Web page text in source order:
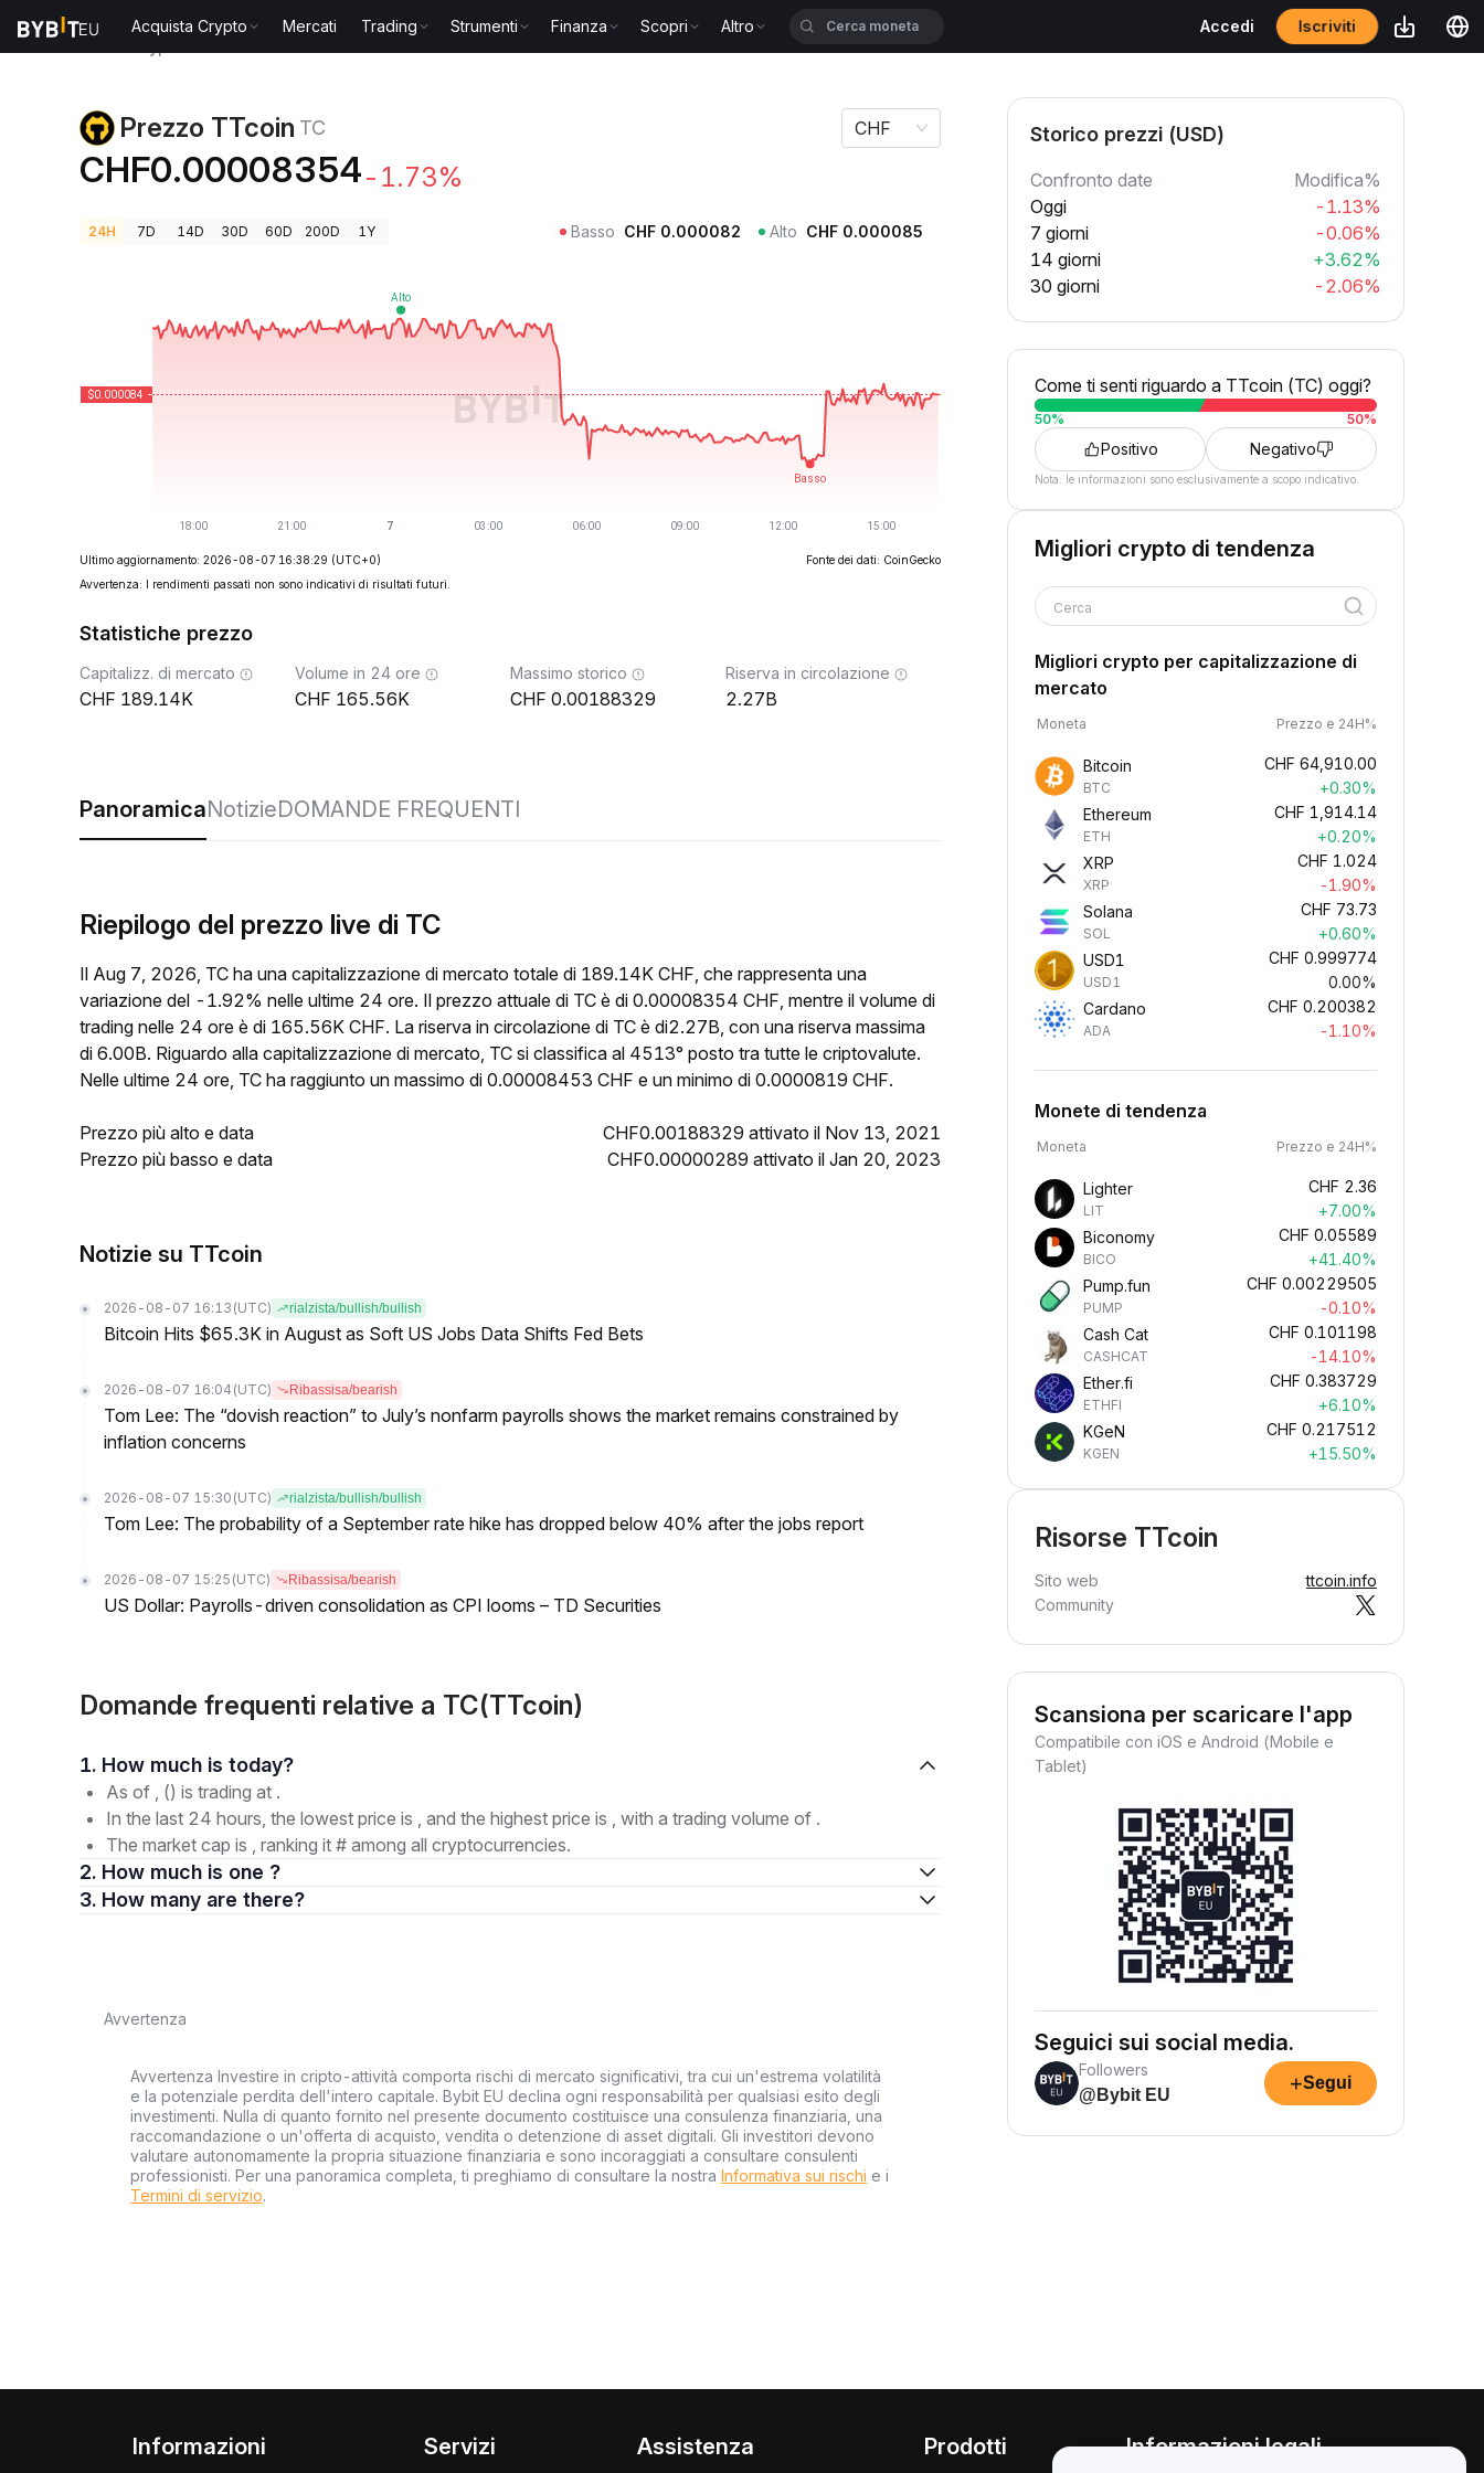
Acquista Crypto Mercati Trading Strumenti Finanza Scopri Altro Accedi Iscriviti
Prezzo TTcoin TC
CHF0.00008354-1.73%
CHF
24H 7D 14D 30D 60D 200D 1Y Basso CHF 0.000082 Alto CHF 0.000085
Ultimo aggiornamento: 2026-08-07 16:38:29 (UTC+0)
Fonte dei dati: CoinGecko
Avvertenza: I rendimenti passati non sono indicativi di risultati futuri.
Statistiche prezzo
Capitalizz. di mercato
189.14K
Volume in 24 ore
165.56K
Massimo storico
0.00188329
Riserva in circolazione
2.27B
PanoramicaNotizieDOMANDE FREQUENTI
Riepilogo del prezzo live di TC
Il Aug 7, 2026, TC ha una capitalizzazione di mercato totale di 189.14K CHF, che rappresenta una
variazione del -1.92% nelle ultime 24 ore. Il prezzo attuale di TC è di 0.00008354 CHF, mentre il volume di
trading nelle 24 ore è di 165.56K CHF. La riserva in circolazione di TC è di2.27B, con una riserva massima
di 6.00B. Riguardo alla capitalizzazione di mercato, TC si classifica al 4513° posto tra tutte le criptovalute.
Nelle ultime 24 ore, TC ha raggiunto un massimo di 0.00008453 CHF e un minimo di 0.0000819 CHF.
Prezzo più alto e data
CHF0.00188329 attivato il Nov 13, 2021
Prezzo più basso e data
CHF0.00000289 attivato il Jan 20, 2023
Notizie su TTcoin
2026-08-07 16:13 (UTC) rialzista/bullish/bullish
Bitcoin Hits $65.3K in August as Soft US Jobs Data Shifts Fed Bets
2026-08-07 16:04 (UTC) Ribassisa/bearish
Tom Lee: The “dovish reaction” to July’s nonfarm payrolls shows the market remains constrained by
inflation concerns
2026-08-07 15:30 (UTC) rialzista/bullish/bullish
Tom Lee: The probability of a September rate hike has dropped below 40% after the jobs report
2026-08-07 15:25 (UTC) Ribassisa/bearish
US Dollar: Payrolls-driven consolidation as CPI looms – TD Securities
Domande frequenti relative a TC(TTcoin)
1. How much is today?
As of , () is trading at .
In the last 24 hours, the lowest price is , and the highest price is , with a trading volume of .
The market cap is , ranking it # among all cryptocurrencies.
2. How much is one ?
3. How many are there?
Avvertenza
Avvertenza Investire in cripto-attività comporta rischi di mercato significativi, tra cui un'estrema volatilità
e la potenziale perdita dell'intero capitale. Bybit EU declina ogni responsabilità per qualsiasi esito degli
investimenti. Nulla di quanto fornito nel presente documento costituisce una consulenza finanziaria, una
raccomandazione o un'offerta di acquisto, vendita o detenzione di asset digitali. Gli investitori devono
valutare autonomamente la propria situazione finanziaria e sono incoraggiati a consultare consulenti
professionisti. Per una panoramica completa, ti preghiamo di consultare la nostra Informativa sui rischi e i
Termini di servizio.
Storico prezzi (USD)
Confronto date
Modifica%
Oggi
-1.13%
7 giorni
-0.06%
14 giorni
+3.62%
30 giorni
-2.06%
Come ti senti riguardo a TTcoin (TC) oggi?
50% 50%
Positivo Negativo
Nota: le informazioni sono esclusivamente a scopo indicativo.
Migliori crypto di tendenza
Cerca
Migliori crypto per capitalizzazione di
mercato
Moneta Prezzo e 24H%
Bitcoin
BTC
CHF 64,910.00
+0.30%
Ethereum
ETH
CHF 1,914.14
+0.20%
XRP
XRP
CHF 1.024
-1.90%
Solana
SOL
CHF 73.73
+0.60%
USD1
USD1
CHF 0.999774
0.00%
Cardano
ADA
CHF 0.200382
-1.10%
Monete di tendenza
Moneta Prezzo e 24H%
Lighter
LIT
CHF 2.36
+7.00%
Biconomy
BICO
CHF 0.05589
+41.40%
Pump.fun
PUMP
CHF 0.00229505
-0.10%
Cash Cat
CASHCAT
CHF 0.101198
-14.10%
Ether.fi
ETHFI
CHF 0.383729
+6.10%
KGeN
KGEN
CHF 0.217512
+15.50%
Risorse TTcoin
Sito web
ttcoin.info
Community
Scansiona per scaricare l'app
Compatibile con iOS e Android (Mobile e
Tablet)
Seguici sui social media.
Followers
@Bybit EU
+Segui
Informazioni Servizi Assistenza Prodotti Informazioni legali